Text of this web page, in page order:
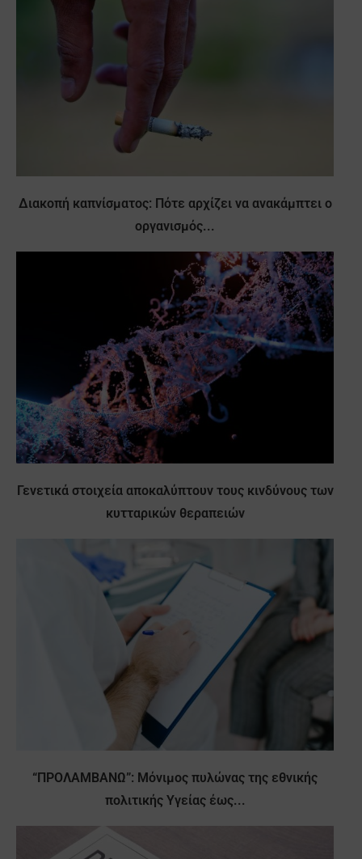
Διακοπή καπνίσματος: Πότε αρχίζει να ανακάμπτει ο
οργανισμός...
Γενετικά στοιχεία αποκαλύπτουν τους κινδύνους των
κυτταρικών θεραπειών
“ΠΡΟΛΑΜΒΑΝΩ”: Μόνιμος πυλώνας της εθνικής
πολιτικής Υγείας έως...